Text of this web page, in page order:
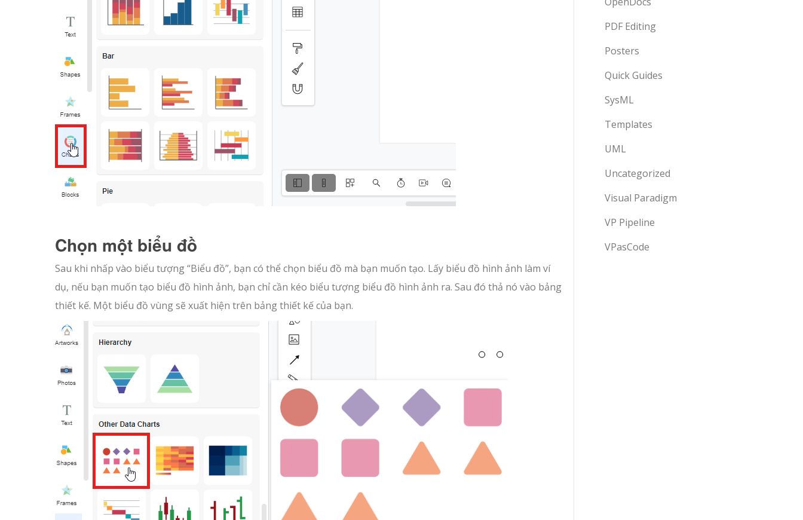
Chọn một biểu đồ
Sau khi nhấp vào biểu tượng “Biểu đồ”, bạn có thể chọn biểu đồ mà bạn muốn tạo. Lấy biểu đồ hình ảnh làm ví
dụ, nếu bạn muốn tạo biểu đồ hình ảnh, bạn chỉ cần kéo biểu tượng biểu đồ hình ảnh ra. Sau đó thả nó vào bảng
thiết kế. Một biểu đồ vùng sẽ xuất hiện trên bảng thiết kế của bạn.
PDF Editing
Posters
Quick Guides
SysML
Templates
UML
Uncategorized
Visual Paradigm
VP Pipeline
VPasCode